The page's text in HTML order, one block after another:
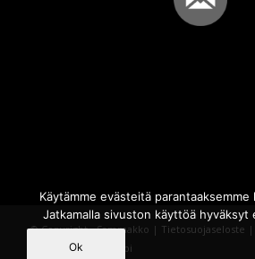
© Copyright - Sammakko | Tietosuojaseloste |
Powered by
iQWebbi
Käytämme evästeitä
Jatkamalla sivuston käyttöä hyväksyt
Ok